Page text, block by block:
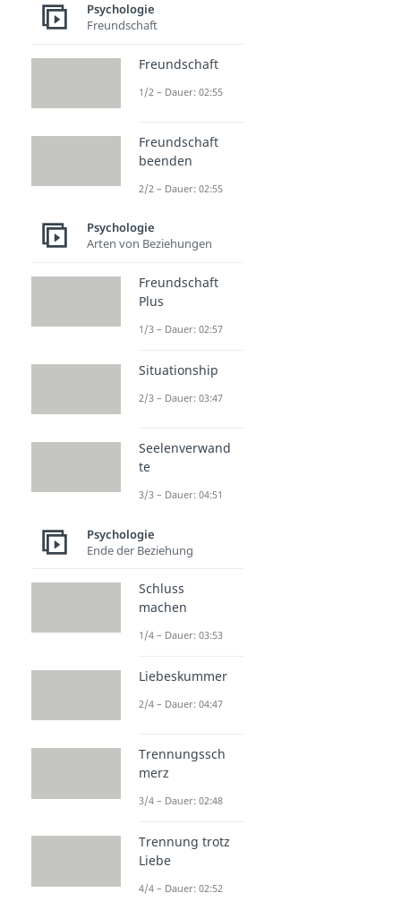
Psychologie
Freundschaft
Freundschaft
1/2 – Dauer: 02:55
Freundschaft
beenden
2/2 – Dauer: 02:55
Psychologie
Arten von Beziehungen
Freundschaft
Plus
1/3 – Dauer: 02:57
Situationship
2/3 – Dauer: 03:47
Seelenverwand
te
3/3 – Dauer: 04:51
Psychologie
Ende der Beziehung
Schluss
machen
1/4 – Dauer: 03:53
Liebeskummer
2/4 – Dauer: 04:47
Trennungssch
merz
3/4 – Dauer: 02:48
Trennung trotz
Liebe
4/4 – Dauer: 02:52